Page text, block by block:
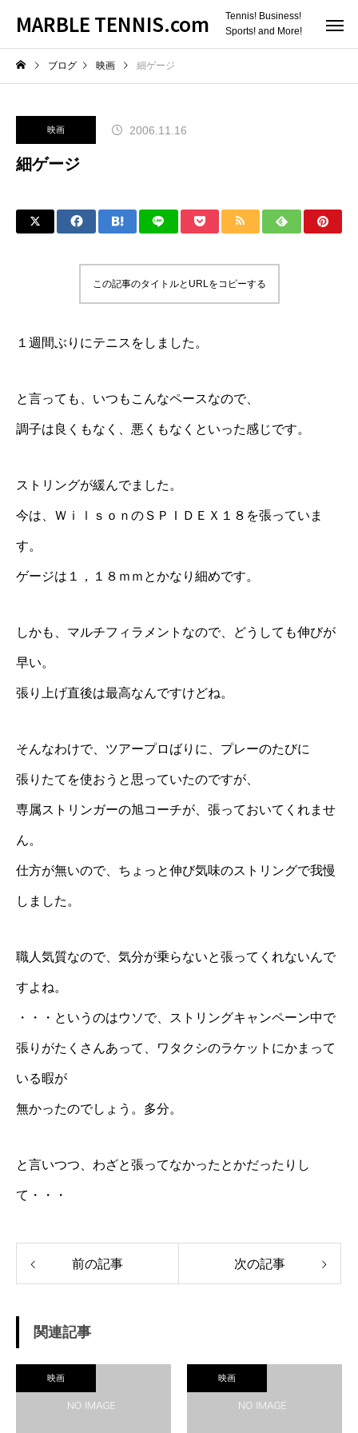
MARBLE TENNIS.com
Tennis! Business!
Sports! and More!
ブログ 映画 細ゲージ
映画 2006.11.16
細ゲージ
この記事のタイトルとURLをコピーする
１週間ぶりにテニスをしました。
と言っても、いつもこんなペースなので、
調子は良くもなく、悪くもなくといった感じです。
ストリングが緩んでました。
今は、 ＷｉｌｓｏｎのＳＰＩＤＥＸ１８ を張っていま
す。
ゲージは１，１８ｍｍとかなり細めです。
しかも、マルチフィラメントなので、どうしても伸びが
早い。
張り上げ直後は最高なんですけどね。
そんなわけで、ツアープロばりに、プレーのたびに
張りたてを使おうと思っていたのですが、
専属ストリンガーの旭コーチが、張っておいてくれませ
ん。
仕方が無いので、ちょっと伸び気味のストリングで我慢
しました。
職人気質なので、気分が乗らないと張ってくれないんで
すよね。
・・・というのはウソで、ストリングキャンペーン中で
張りがたくさんあって、ワタクシのラケットにかまって
いる暇が
無かったのでしょう。多分。
と言いつつ、わざと張ってなかったとかだったりし
て・・・
前の記事 次の記事
関連記事
映画 映画